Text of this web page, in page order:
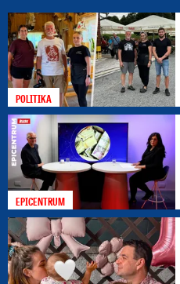
POLITIKA
EPICENTRUM